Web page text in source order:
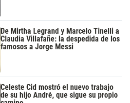
De Mirtha Legrand y Marcelo Tinelli a
Claudia Villafañe: la despedida de los
famosos a Jorge Messi
Celeste Cid mostró el nuevo trabajo
de su hijo André, que sigue su propio